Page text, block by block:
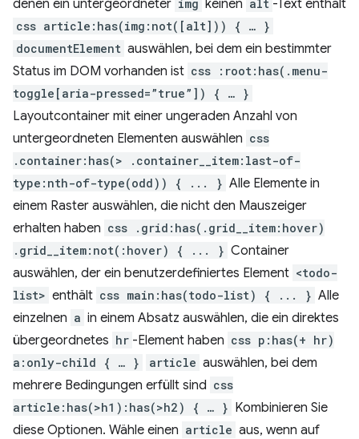
denen ein untergeordneter img keinen alt -Text enthält
css article:has(img:not([alt])) { … }
documentElement auswählen, bei dem ein bestimmter
Status im DOM vorhanden ist css :root:has(.menu-
toggle[aria-pressed=”true”]) { … }
Layoutcontainer mit einer ungeraden Anzahl von
untergeordneten Elementen auswählen css
.container:has(> .container__item:last-of-
type:nth-of-type(odd)) { ... } Alle Elemente in
einem Raster auswählen, die nicht den Mauszeiger
erhalten haben css .grid:has(.grid__item:hover)
.grid__item:not(:hover) { ... } Container
auswählen, der ein benutzerdefiniertes Element <todo-
list> enthält css main:has(todo-list) { ... } Alle
einzelnen a in einem Absatz auswählen, die ein direktes
übergeordnetes hr -Element haben css p:has(+ hr)
a:only-child { … }
article auswählen, bei dem
mehrere Bedingungen erfüllt sind css
article:has(>h1):has(>h2) { … } Kombinieren Sie
diese Optionen. Wähle einen article aus, wenn auf